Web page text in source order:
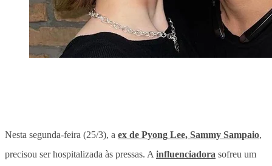
Nesta segunda-feira (25/3), a ex de Pyong Lee, Sammy Sampaio,
precisou ser hospitalizada às pressas. A influenciadora sofreu um